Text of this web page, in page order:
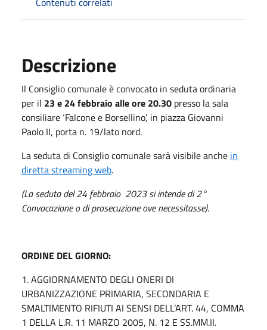
Descrizione
Il Consiglio comunale è convocato in seduta ordinaria
per il 23 e 24 febbraio alle ore 20.30 presso la sala
consiliare ‘Falcone e Borsellino’, in piazza Giovanni
Paolo II, porta n. 19/lato nord.
La seduta di Consiglio comunale sarà visibile anche in
diretta streaming web.
(La seduta del 24 febbraio 2023 si intende di 2°
Convocazione o di prosecuzione ove necessitasse).
ORDINE DEL GIORNO:
1. AGGIORNAMENTO DEGLI ONERI DI
URBANIZZAZIONE PRIMARIA, SECONDARIA E
SMALTIMENTO RIFIUTI AI SENSI DELL’ART. 44, COMMA
1 DELLA L.R. 11 MARZO 2005, N. 12 E SS.MM.II.